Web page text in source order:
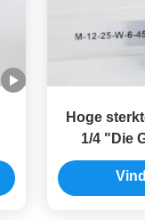
Hoge
1/4 "Die
Rotary